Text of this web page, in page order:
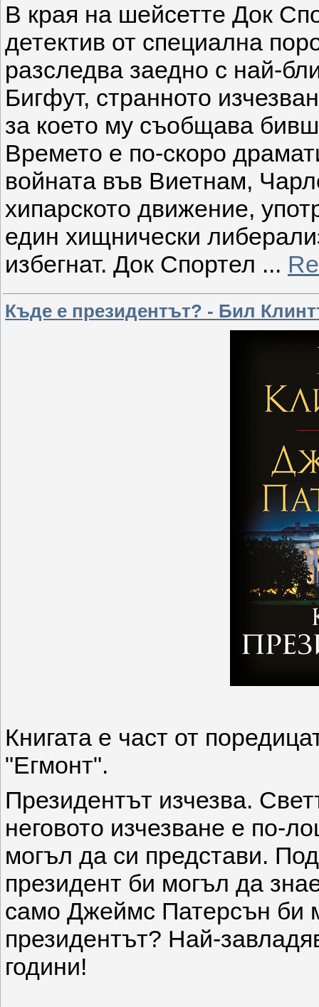
В края на шейсетте Док
детектив от специална
разследва заедно с най-
Бигфут, странното
за което му съобщава
Времето е по-скоро
войната във Виетнам,
хипарското движение,
един хищнически
избегнат. Док Спортел ...
Къде е президентът? - Бил
Книгата е част от
"Егмонт".
Президентът изчезва.
неговото изчезване е по-
могъл да си представи.
президент би могъл да
само Джеймс Патерсън би
президентът? Най-
години!